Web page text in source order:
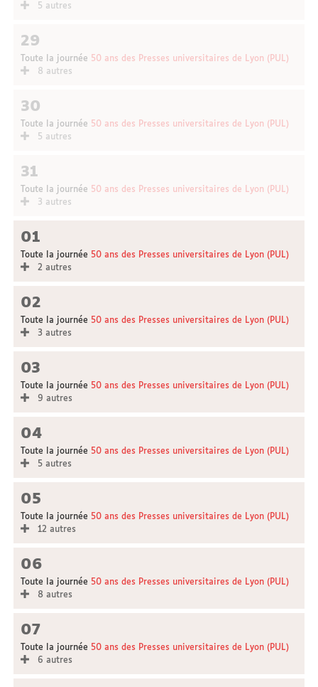
5 autres
29
Toute la journée 50 ans des Presses universitaires de Lyon (PUL)
8 autres
30
Toute la journée 50 ans des Presses universitaires de Lyon (PUL)
5 autres
31
Toute la journée 50 ans des Presses universitaires de Lyon (PUL)
3 autres
01
Toute la journée 50 ans des Presses universitaires de Lyon (PUL)
2 autres
02
Toute la journée 50 ans des Presses universitaires de Lyon (PUL)
3 autres
03
Toute la journée 50 ans des Presses universitaires de Lyon (PUL)
9 autres
04
Toute la journée 50 ans des Presses universitaires de Lyon (PUL)
5 autres
05
Toute la journée 50 ans des Presses universitaires de Lyon (PUL)
12 autres
06
Toute la journée 50 ans des Presses universitaires de Lyon (PUL)
8 autres
07
Toute la journée 50 ans des Presses universitaires de Lyon (PUL)
6 autres